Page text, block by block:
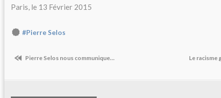
Paris, le 13 Février 2015
#Pierre Selos
Pierre Selos nous communique… Le racisme